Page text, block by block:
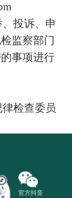
投诉、申
监察部门
事项进行
检查委员
官方抖音